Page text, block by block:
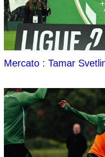
Mercato : Tamar